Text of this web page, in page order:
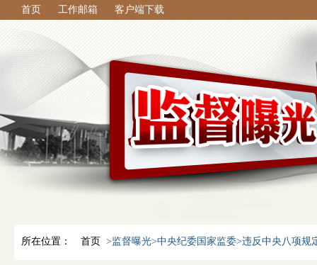
首页 工作邮箱 客户端下载
所在位置： 首页 >监督曝光>中央纪委国家监委>违反中央八项规